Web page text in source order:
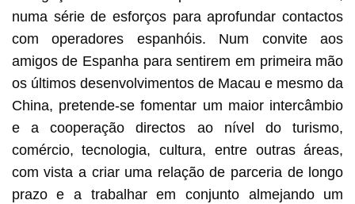
numa série de esforços para aprofundar contactos
com operadores espanhóis. Num convite aos
amigos de Espanha para sentirem em primeira mão
os últimos desenvolvimentos de Macau e mesmo da
China, pretende-se fomentar um maior intercâmbio
e a cooperação directos ao nível do turismo,
comércio, tecnologia, cultura, entre outras áreas,
com vista a criar uma relação de parceria de longo
prazo e a trabalhar em conjunto almejando um